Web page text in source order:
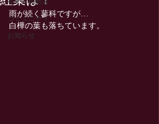
コミュニティ
お知らせ
雨が続く蓼科ですが…
白樺の葉も落ちています。